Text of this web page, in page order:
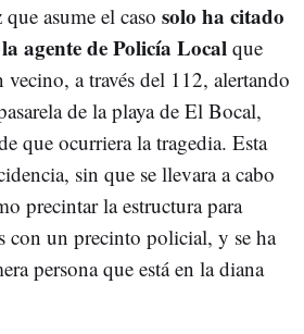
asume el caso solo ha citado
agente de Policía Local que
a través del 112, alertando
de la playa de El Bocal,
que ocurriera la tragedia. Esta
sin que se llevara a cabo
precintar la estructura para
con un precinto policial, y se ha
persona que está en la diana